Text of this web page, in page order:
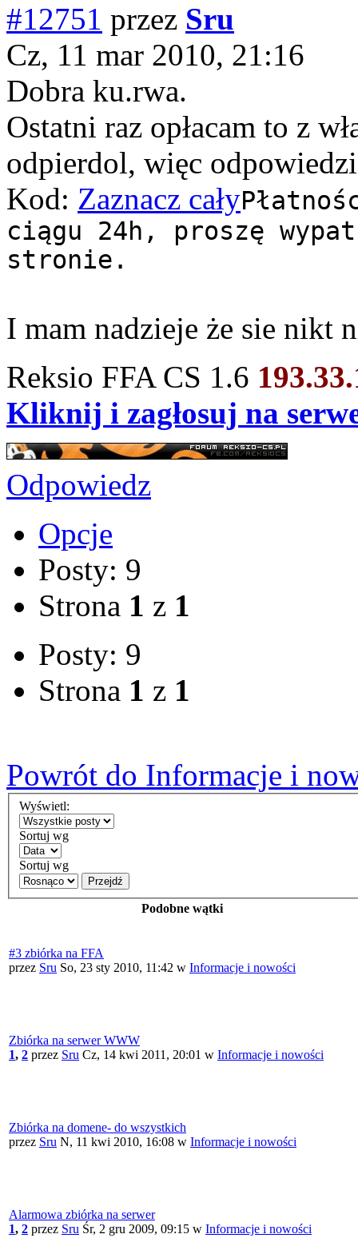
#12751 przez Sru
Cz, 11 mar 2010, 21:16
Dobra ku.rwa.
Ostatni raz opłacam to z
odpierdol, więc
Kod: Zaznacz cały
ciągu 24h, proszę
stronie.
I mam nadzieje że sie nikt
Reksio FFA CS 1.6
Kliknij i zagłosuj na
Odpowiedz
Opcje
Posty: 9
Strona 1 z 1
Posty: 9
Strona 1 z 1
Powrót do Informacje i
Wyświetl:
Sortuj wg
Sortuj wg
Przejdź
Podobne wątki
#3 zbiórka na FFA
przez Sru So, 23 sty 2010, 11:42 w Informacje i nowości
Zbiórka na serwer WWW
1, 2 przez Sru Cz, 14 kwi 2011, 20:01 w Informacje i nowości
Zbiórka na domene- do wszystkich
przez Sru N, 11 kwi 2010, 16:08 w Informacje i nowości
Alarmowa zbiórka na serwer
1, 2 przez Sru Śr, 2 gru 2009, 09:15 w Informacje i nowości